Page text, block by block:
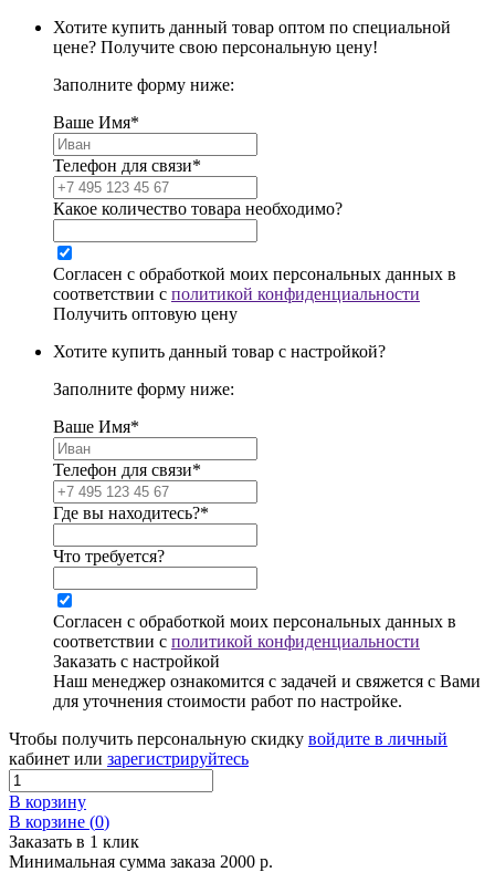
Хотите купить данный товар оптом по специальной
цене? Получите свою персональную цену!
Заполните форму ниже:
Ваше Имя*
Телефон для связи*
Какое количество товара необходимо?
Согласен с обработкой моих персональных данных в
соответствии с политикой конфиденциальности
Получить оптовую цену
Хотите купить данный товар с настройкой?
Заполните форму ниже:
Ваше Имя*
Телефон для связи*
Где вы находитесь?*
Что требуется?
Согласен с обработкой моих персональных данных в
соответствии с политикой конфиденциальности
Заказать с настройкой
Наш менеджер ознакомится с задачей и свяжется с Вами
для уточнения стоимости работ по настройке.
Чтобы получить персональную скидку войдите в личный
кабинет или зарегистрируйтесь
В корзину
В корзине (0)
Заказать в 1 клик
Минимальная сумма заказа 2000 р.